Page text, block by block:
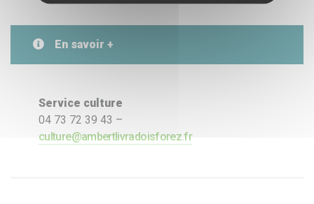
En savoir +
Service culture
04 73 72 39 43 –
culture@ambertlivradoisforez.fr